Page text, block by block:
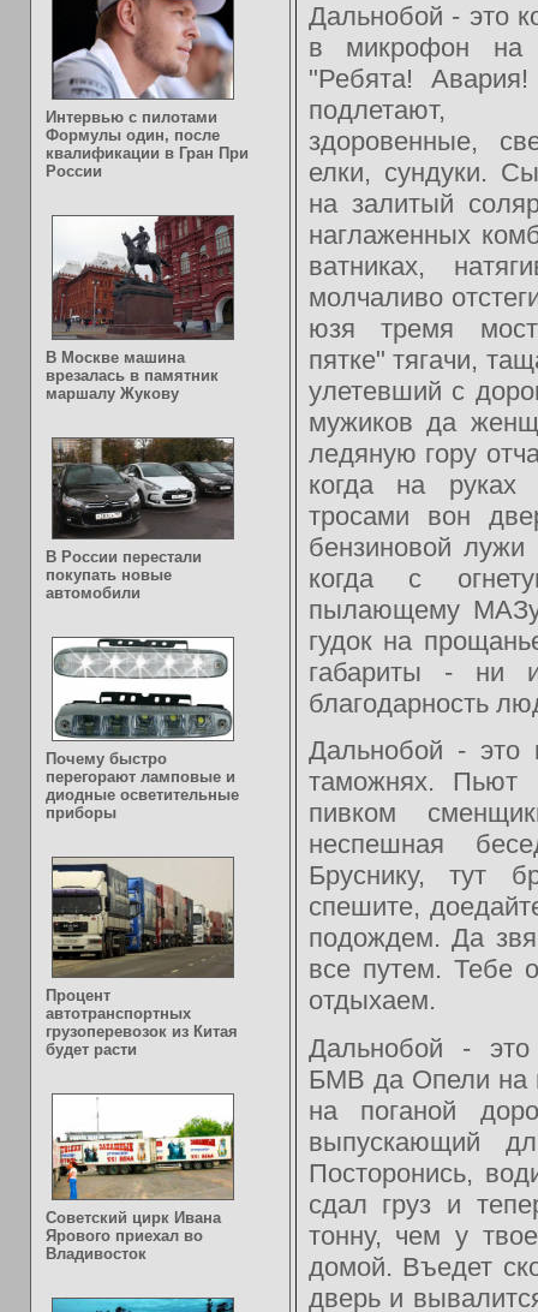
Интервью с пилотами
Формулы один, после
квалификации в Гран При
России
В Москве машина
врезалась в памятник
маршалу Жукову
В России перестали
покупать новые
автомобили
Почему быстро
перегорают ламповые и
диодные осветительные
приборы
Процент
автотранспортных
грузоперевозок из Китая
будет расти
Советский цирк Ивана
Ярового приехал во
Владивосток
Дальнобой - это
в микрофон на
"Ребята!
подлетают,
здоровенные,
елки, сундуки.
на залитый
наглаженных
ватниках,
молчаливо
юзя тремя
пятке" тягачи,
улетевший с
мужиков да
ледяную гору
когда на руках
тросами вон
бензиновой лужи
когда с
пылающему
гудок на
габариты - ни
благодарность
Дальнобой - это
таможнях. Пьют
пивком
неспешная
Бруснику, тут
спешите,
подождем. Да
все путем. Тебе
отдыхаем.
Дальнобой -
БМВ да Опели на
на поганой
выпускающий
Посторонись,
сдал груз и
тонну, чем у
домой. Въедет
дверь и